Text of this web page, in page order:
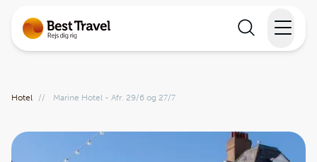
Rejsekalender
Hotel // Marine Hotel - Afr. 29/6 og 27/7